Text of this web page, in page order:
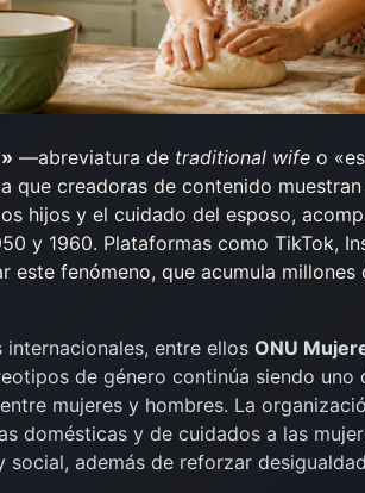
—abreviatura de traditional wife o
que creadoras de contenido
hijos y el cuidado del esposo,
y 1960. Plataformas como TikTok,
este fenómeno, que acumula
internacionales, entre ellos ONU
de género continúa siendo
mujeres y hombres. La
domésticas y de cuidados a las
además de reforzar